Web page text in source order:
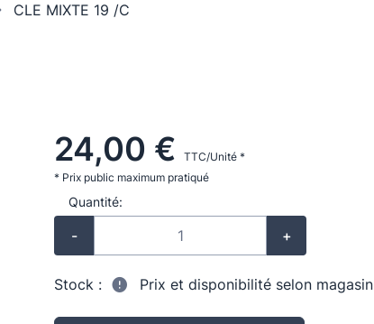
CLE MIXTE 19 /C
24,00 €
TTC/Unité *
* Prix public maximum pratiqué
Quantité:
- +
Stock : Prix et disponibilité selon magasin